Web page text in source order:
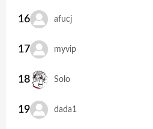
16 afucj
17 myvip
18 Solo
19 dada1